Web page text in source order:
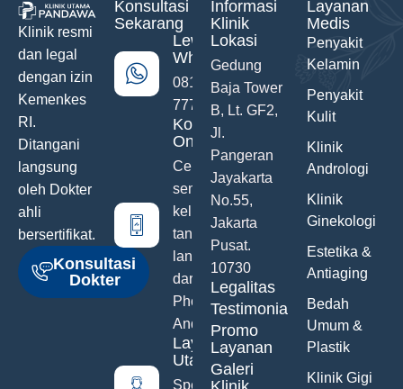
Klinik resmi
dan legal
dengan izin
Kemenkes
RI.
Ditangani
langsung
oleh Dokter
ahli
bersertifikat.
Konsultasi
Dokter
Konsultasi
Sekarang
Lewat
WhatsApp
0811-742-
777
Konsultasi
Online
Ceritakan
semua
keluhanmu
tanpa malu
langsung
dari Hand
Phone
Anda
Layanan
Utama
Spesialis
Informasi
Klinik
Lokasi
Gedung
Baja Tower
B, Lt. GF2,
Jl.
Pangeran
Jayakarta
No.55,
Jakarta
Pusat.
10730
Legalitas
Testimonials
Promo
Layanan
Galeri
Layanan
Medis
Penyakit
Kelamin
Penyakit
Kulit
Klinik
Andrologi
Klinik
Ginekologi
Estetika &
Antiaging
Bedah
Umum &
Plastik
Klinik Gigi